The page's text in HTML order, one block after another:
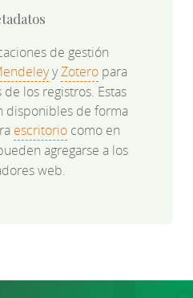
de gestión
yZoteropara
los registros. Estas
disponibles de forma
escritorio como en
agregarse a los
web.